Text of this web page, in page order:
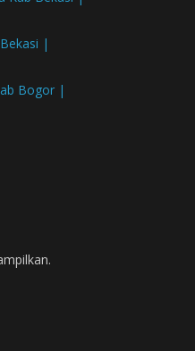
|
Bogor |